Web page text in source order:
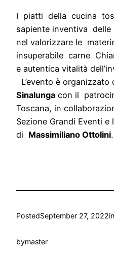
I piatti della cucina
sapiente inventiva
nel valorizzare le
insuperabile carne
e autentica vitalità
L’evento è organizzato
Sinalunga con il
Toscana, in
Sezione Grandi Eventi
di Massimiliano Ottolini.
PostedSeptember 27, 2022in
bymaster